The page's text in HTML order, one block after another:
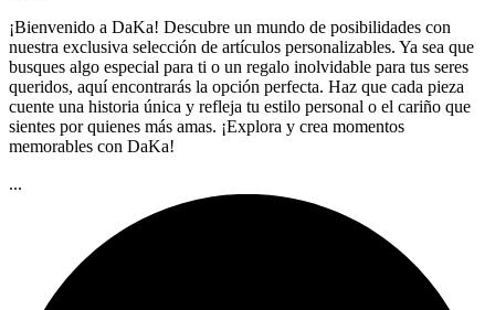
¡Bienvenido a DaKa! Descubre un mundo de posibilidades con
nuestra exclusiva selección de artículos personalizables. Ya sea que
busques algo especial para ti o un regalo inolvidable para tus seres
queridos, aquí encontrarás la opción perfecta. Haz que cada pieza
cuente una historia única y refleja tu estilo personal o el cariño que
sientes por quienes más amas. ¡Explora y crea momentos
memorables con DaKa!
...